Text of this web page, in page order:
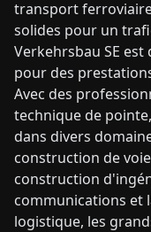
transport
solides pour un
Verkehrsbau SE
pour des
Avec des
technique de
dans divers
construction de
construction
communications et
logistique, les